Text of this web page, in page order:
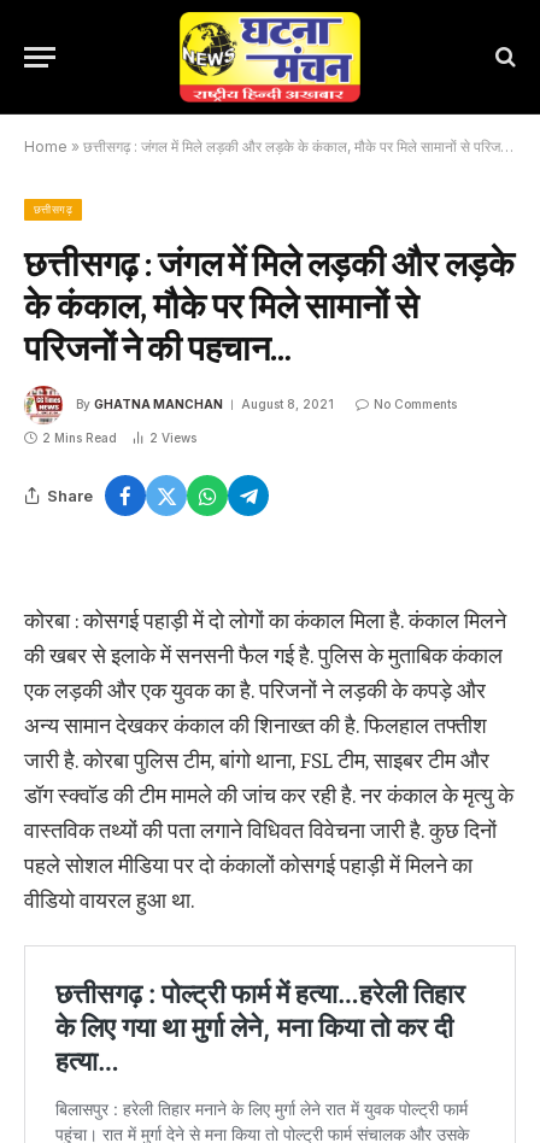
Home » छत्तीसगढ़ : जंगल में मिले लड़की और लड़के के कंकाल, मौके पर मिले सामानों से परिजनों ने की पहचान…
छत्तीसगढ़
छत्तीसगढ़ : जंगल में मिले लड़की और लड़के
के कंकाल, मौके पर मिले सामानों से
परिजनों ने की पहचान…
By GHATNA MANCHAN August 8, 2021 No Comments
2 Mins Read 2 Views
Share
कोरबा : कोसगई पहाड़ी में दो लोगों का कंकाल मिला है. कंकाल मिलने
की खबर से इलाके में सनसनी फैल गई है. पुलिस के मुताबिक कंकाल
एक लड़की और एक युवक का है. परिजनों ने लड़की के कपड़े और
अन्य सामान देखकर कंकाल की शिनाख्त की है. फिलहाल तफ्तीश
जारी है. कोरबा पुलिस टीम, बांगो थाना, FSL टीम, साइबर टीम और
डॉग स्क्वॉड की टीम मामले की जांच कर रही है. नर कंकाल के मृत्यु के
वास्तविक तथ्यों की पता लगाने विधिवत विवेचना जारी है. कुछ दिनों
पहले सोशल मीडिया पर दो कंकालों कोसगई पहाड़ी में मिलने का
वीडियो वायरल हुआ था.